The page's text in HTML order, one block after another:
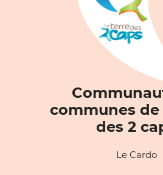
communes de
des 2
Le Cardo